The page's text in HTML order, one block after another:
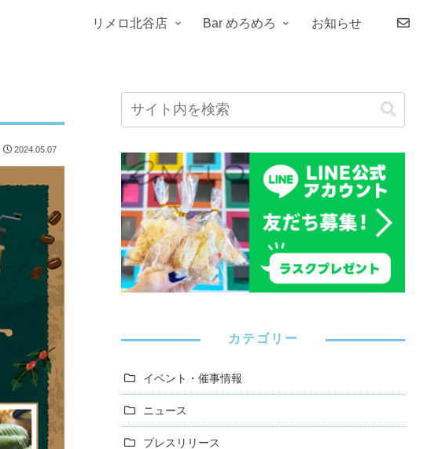
リメロ北谷店 Bar めろめろ お知らせ
2024.05.07
カテゴリー
イベント・催事情報
ニュース
プレスリリース